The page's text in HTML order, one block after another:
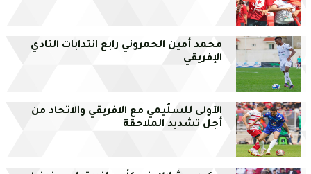
محمد أمين الحمروني رابع انتدابات النادي
الإفريقي
الأولى للسلّيمي مع الافريقي والاتحاد من
أجل تشديد الملاحقة